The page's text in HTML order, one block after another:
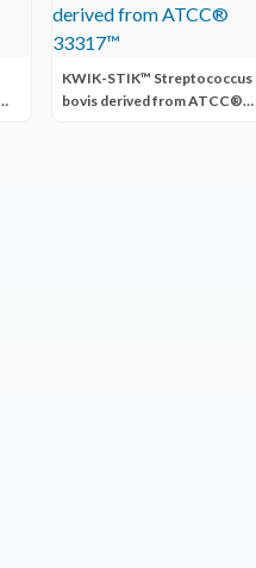
KWIK-STIK™ Streptococcus
bovis derived from ATCC®